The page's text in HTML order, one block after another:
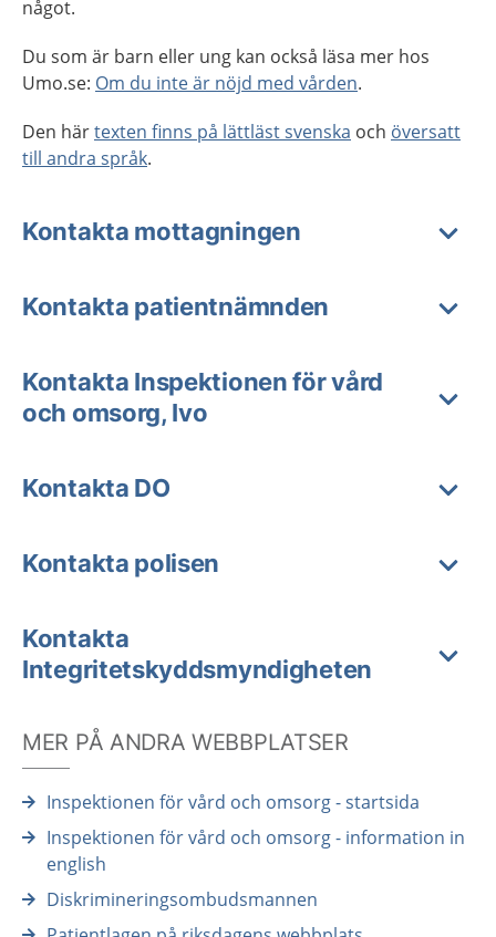
något.
Du som är barn eller ung kan också läsa mer hos
Umo.se: Om du inte är nöjd med vården.
Den härtexten finns på lättläst svenska och översatt
till andra språk.
Kontakta mottagningen
Kontakta patientnämnden
Kontakta Inspektionen för vård
och omsorg, Ivo
Kontakta DO
Kontakta polisen
Kontakta
Integritetskyddsmyndigheten
MER PÅ ANDRA WEBBPLATSER
Inspektionen för vård och omsorg - startsida
Inspektionen för vård och omsorg - information in
english
Diskrimineringsombudsmannen